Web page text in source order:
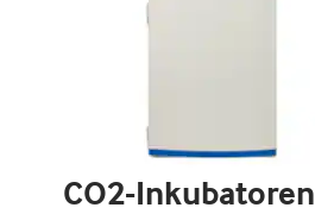
CO2-Inkubatoren